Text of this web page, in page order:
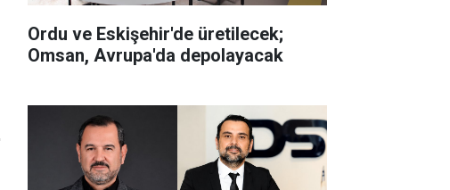
Ordu ve Eskişehir'de üretilecek;
Omsan, Avrupa'da depolayacak